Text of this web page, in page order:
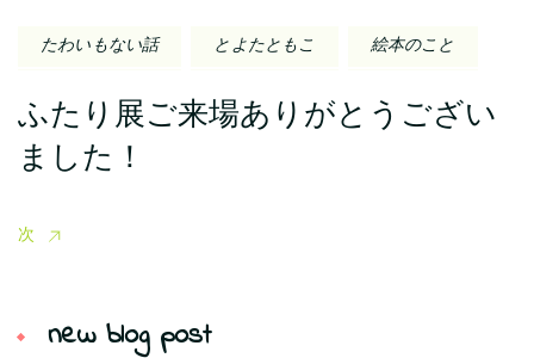
たわいもない話 とよたともこ 絵本のこと
ふたり展ご来場ありがとうござい
ました！
次
new blog post